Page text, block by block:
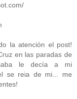
la atención el post!
en las paradas de
le decía a mi
se reia de mi... me